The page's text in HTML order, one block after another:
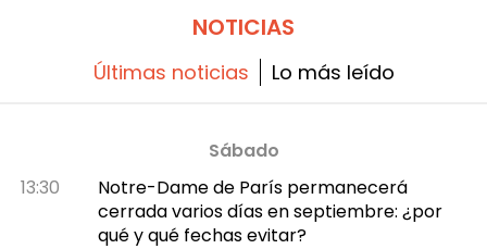
NOTICIAS
Últimas noticias Lo más leído
Sábado
13:30
Notre-Dame de París permanecerá
cerrada varios días en septiembre: ¿por
qué y qué fechas evitar?